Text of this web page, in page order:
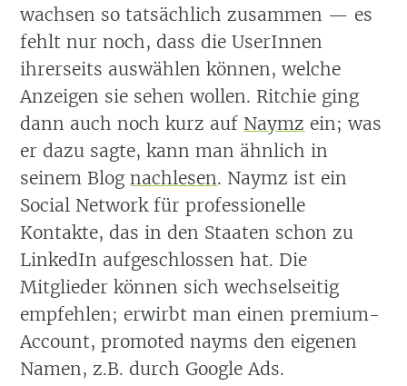
wachsen so tatsächlich zusammen — es
fehlt nur noch, dass die UserInnen
ihrerseits auswählen können, welche
Anzeigen sie sehen wollen. Ritchie ging
dann auch noch kurz auf Naymz ein; was
er dazu sagte, kann man ähnlich in
seinem Blognachlesen. Naymz ist ein
Social Network für professionelle
Kontakte, das in den Staaten schon zu
LinkedIn aufgeschlossen hat. Die
Mitglieder können sich wechselseitig
empfehlen; erwirbt man einen premium-
Account, promoted nayms den eigenen
Namen, z.B. durch Google Ads.